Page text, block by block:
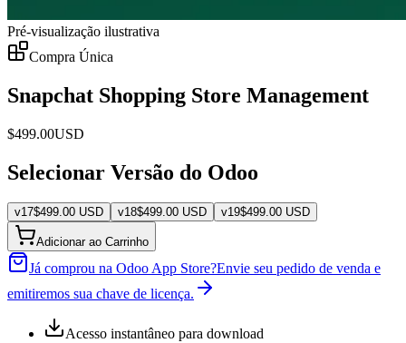
Pré-visualização ilustrativa
Compra Única
Snapchat Shopping Store Management
$499.00USD
Selecionar Versão do Odoo
v17$499.00 USD v18$499.00 USD v19$499.00 USD
Adicionar ao Carrinho
Já comprou na Odoo App Store?Envie seu pedido de venda e
emitiremos sua chave de licença.
Acesso instantâneo para download